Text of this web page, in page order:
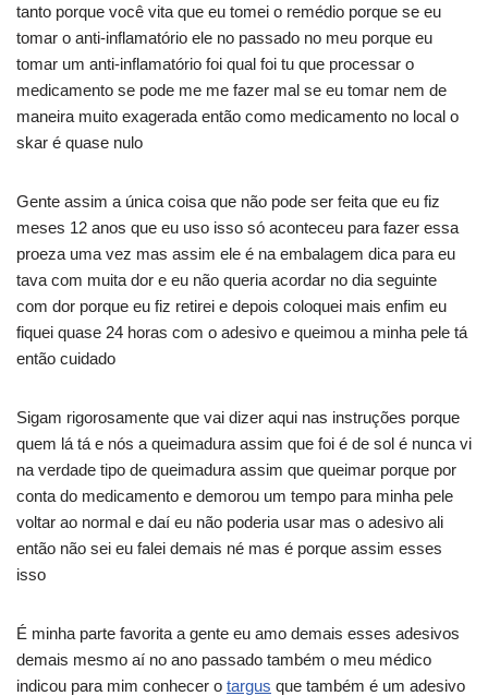
tanto porque você vita que eu tomei o remédio porque se eu
tomar o anti-inflamatório ele no passado no meu porque eu
tomar um anti-inflamatório foi qual foi tu que processar o
medicamento se pode me me fazer mal se eu tomar nem de
maneira muito exagerada então como medicamento no local o
skar é quase nulo
Gente assim a única coisa que não pode ser feita que eu fiz
meses 12 anos que eu uso isso só aconteceu para fazer essa
proeza uma vez mas assim ele é na embalagem dica para eu
tava com muita dor e eu não queria acordar no dia seguinte
com dor porque eu fiz retirei e depois coloquei mais enfim eu
fiquei quase 24 horas com o adesivo e queimou a minha pele tá
então cuidado
Sigam rigorosamente que vai dizer aqui nas instruções porque
quem lá tá e nós a queimadura assim que foi é de sol é nunca vi
na verdade tipo de queimadura assim que queimar porque por
conta do medicamento e demorou um tempo para minha pele
voltar ao normal e daí eu não poderia usar mas o adesivo ali
então não sei eu falei demais né mas é porque assim esses
isso
É minha parte favorita a gente eu amo demais esses adesivos
demais mesmo aí no ano passado também o meu médico
indicou para mim conhecer o targus que também é um adesivo